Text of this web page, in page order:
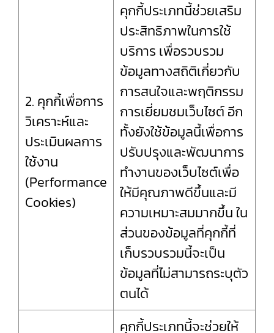
2. คุกกี้เพื่อการ
วิเคราะห์และ
ประเมินผลการ
ใช้งาน
(Performance
Cookies)
คุกกี้ประเภทนี้ช่วยเสริม
ประสิทธิภาพในการใช้
บริการ เพื่อรวบรวม
ข้อมูลทางสถิติเกี่ยวกับ
การสนใจและพฤติกรรม
การเยี่ยมชมเว็บไซต์ อีก
ทั้งยังใช้ข้อมูลนี้เพื่อการ
ปรับปรุงและพัฒนาการ
ทำงานของเว็บไซต์เพื่อ
ให้มีคุณภาพดีขึ้นและมี
ความเหมาะสมมากขึ้น ใน
ส่วนของข้อมูลที่คุกกี้ที่
เก็บรวบรวมนี้จะเป็น
ข้อมูลที่ไม่สามารถระบุตัว
ตนได้
คุกกี้ประเภทนี้จะช่วยให้